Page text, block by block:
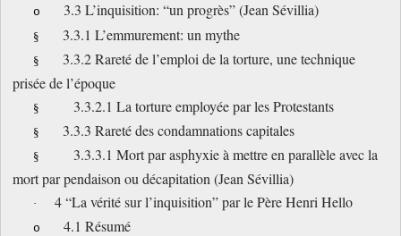
o 3.3 L’inquisition: “un progrès” (Jean Sévillia)
§ 3.3.1 L’emmurement: un mythe
§
3.3.2 Rareté de l’emploi de la torture, une technique
prisée de l’époque
§ 3.3.2.1 La torture employée par les Protestants
§ 3.3.3 Rareté des condamnations capitales
§
3.3.3.1 Mort par asphyxie à mettre en parallèle avec la
mort par pendaison ou décapitation (Jean Sévillia)
· 4 “La vérité sur l’inquisition” par le Père Henri Hello
o 4.1 Résumé